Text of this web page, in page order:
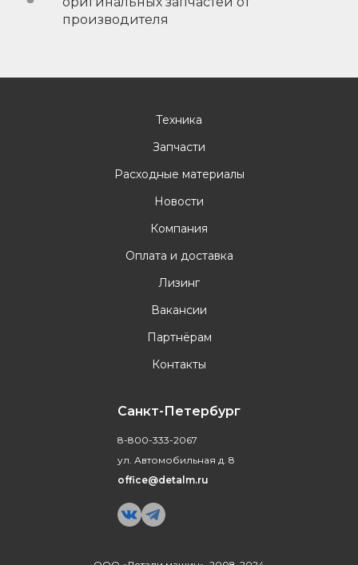
производителя
Техника
Запчасти
Расходные материалы
Новости
Компания
Оплата и доставка
Лизинг
Вакансии
Партнёрам
Контакты
Санкт-Петербург
8-800-333-2067
ул. Автомобильная д. 8
office@detalm.ru